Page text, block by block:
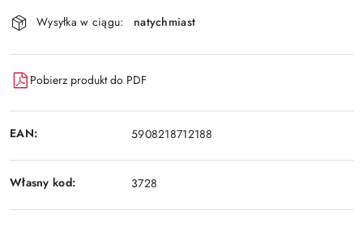
Wysyłka w ciągu: natychmiast
Pobierz produkt do PDF
EAN: 5908218712188
Własny kod: 3728